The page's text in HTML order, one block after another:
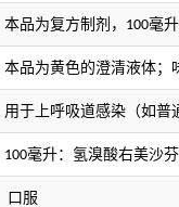
本品为复方制剂， 100毫
本品为黄色的澄清液体；
用于上呼吸道感染（如普
100毫升：氢溴酸右美沙芬
口服